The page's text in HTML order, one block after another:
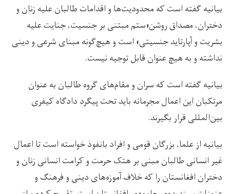
بیانیه گفته است که محدودیت‌ها و اقدامات طالبان علیه زنان و
دختران، مصداق روشن«ستم مبتنی بر جنسیت، جنایت علیه
بشریت و آپارتاید جنسیتی» است و هیچ‌گونه مبنای شرعی و دینی
نداشته و به هیچ عنوان قابل توجیه نیست.
بیانیه گفته است که سران و مقام‌های گروه طالبان به عنوان
مرتکبان این اعمال مجرمانه باید تحت پیگرد دادگاه کیفری
بین‌المللی قرار بگیرند.
بیانیه از علما، بزرگان قومی و افراد بانفوذ خواسته است تا اعمال
غیر انسانی طالبان مبنی بر هتک حرمت و کرامت انسانی زنان و
دختران افغانستان را که خلاف آموزه‌های دینی و فرهنگ و